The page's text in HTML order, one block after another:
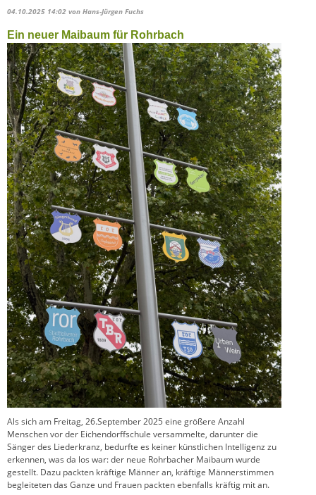
04.10.2025 14:02 von Hans-Jürgen Fuchs
Ein neuer Maibaum für Rohrbach
Als sich am Freitag, 26.September 2025 eine größere Anzahl
Menschen vor der Eichendorffschule versammelte, darunter die
Sänger des Liederkranz, bedurfte es keiner künstlichen Intelligenz zu
erkennen, was da los war: der neue Rohrbacher Maibaum wurde
gestellt. Dazu packten kräftige Männer an, kräftige Männerstimmen
begleiteten das Ganze und Frauen packten ebenfalls kräftig mit an.